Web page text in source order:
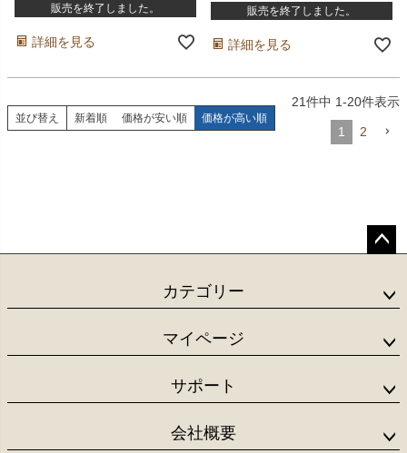
販売を終了しました。
詳細を見る
販売を終了しました。
詳細を見る
並び替え 新着順 価格が安い順 価格が高い順
21件中 1-20件表示
1 2
ップ
カテゴリー
マイページ
サポート
会社概要